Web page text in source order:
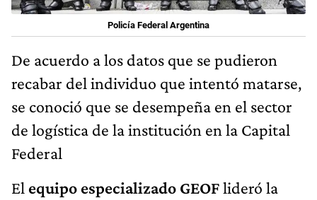
Policía Federal Argentina
De acuerdo a los datos que se pudieron
recabar del individuo que intentó matarse,
se conoció que se desempeña en el sector
de logística de la institución en la Capital
Federal
El equipo especializado GEOFlideró la